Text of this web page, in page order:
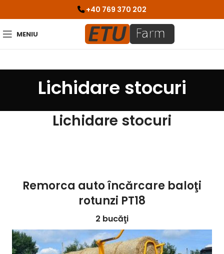
+40 769 370 202
MENIU
Lichidare stocuri
Lichidare stocuri
Remorca auto încărcare baloţi
rotunzi PT18
2 bucăţi